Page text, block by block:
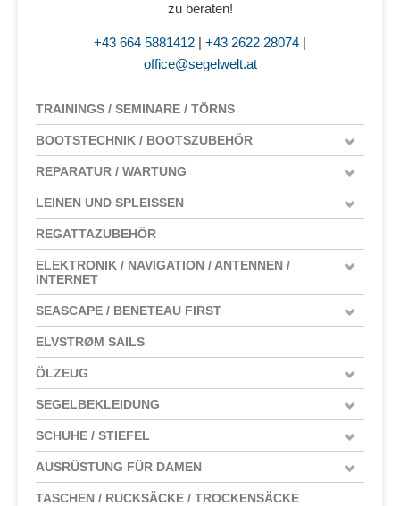
zu beraten!
+43 664 5881412 | +43 2622 28074 |
office@segelwelt.at
TRAININGS / SEMINARE / TÖRNS
BOOTSTECHNIK / BOOTSZUBEHÖR
REPARATUR / WARTUNG
LEINEN UND SPLEISSEN
REGATTAZUBEHÖR
ELEKTRONIK / NAVIGATION / ANTENNEN /
INTERNET
SEASCAPE / BENETEAU FIRST
ELVSTRØM SAILS
ÖLZEUG
SEGELBEKLEIDUNG
SCHUHE / STIEFEL
AUSRÜSTUNG FÜR DAMEN
TASCHEN / RUCKSÄCKE / TROCKENSÄCKE